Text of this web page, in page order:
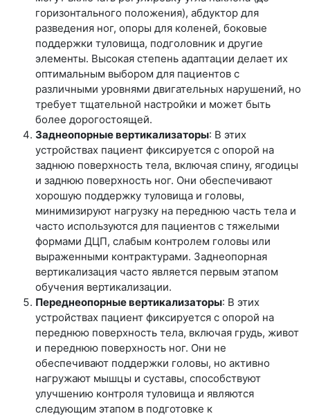
горизонтального положения), абдуктор для
разведения ног, опоры для коленей, боковые
поддержки туловища, подголовник и другие
элементы. Высокая степень адаптации делает их
оптимальным выбором для пациентов с
различными уровнями двигательных нарушений, но
требует тщательной настройки и может быть
более дорогостоящей.
Заднеопорные вертикализаторы: В этих
устройствах пациент фиксируется с опорой на
заднюю поверхность тела, включая спину, ягодицы
и заднюю поверхность ног. Они обеспечивают
хорошую поддержку туловища и головы,
минимизируют нагрузку на переднюю часть тела и
часто используются для пациентов с тяжелыми
формами ДЦП, слабым контролем головы или
выраженными контрактурами. Заднеопорная
вертикализация часто является первым этапом
обучения вертикализации.
Переднеопорные вертикализаторы: В этих
устройствах пациент фиксируется с опорой на
переднюю поверхность тела, включая грудь, живот
и переднюю поверхность ног. Они не
обеспечивают поддержки головы, но активно
нагружают мышцы и суставы, способствуют
улучшению контроля туловища и являются
следующим этапом в подготовке к